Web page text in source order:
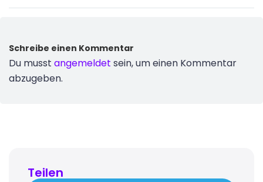
Schreibe einen Kommentar
Du musst angemeldet sein, um einen Kommentar
abzugeben.
Teilen